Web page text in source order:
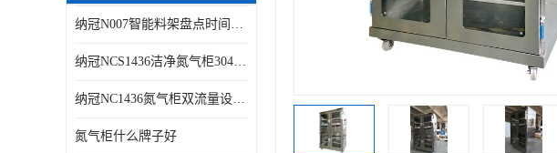
纳冠N007智能料架盘点时间可从2天减少到约2个小时
纳冠NCS1436洁净氮气柜304不锈钢洁净车间用
纳冠NC1436氮气柜双流量设计节约氮气
氮气柜什么牌子好